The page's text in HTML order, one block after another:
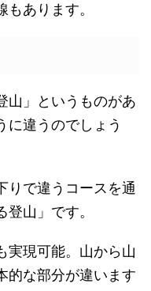
あります。
山」というものがあ
に違うのでしょう
りで違うコースを通
山」です。
実現可能。山から山
的な部分が違います